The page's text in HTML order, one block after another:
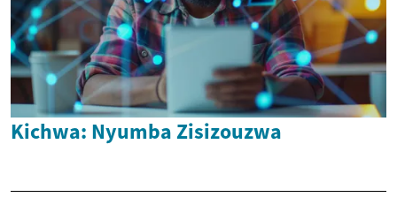
Kichwa: Nyumba Zisizouzwa